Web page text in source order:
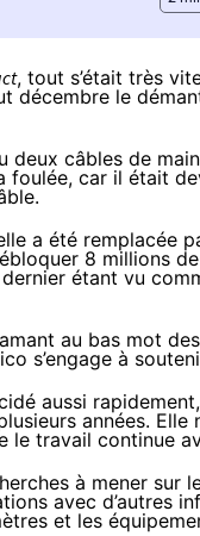
, tout s’était très
décembre le
câbles de
foulée, car il était
a été remplacée
8 millions
étant vu
au bas mot
s’engage à
aussi
années. Elle
le travail continue
à mener sur
avec d’autres
et les